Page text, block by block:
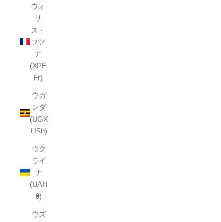
ウォ
リ
ス・
フツ
ナ
(XPF
Fr)
ウガ
ンダ
(UGX
USh)
ウク
ライ
ナ
(UAH
₴)
ウズ